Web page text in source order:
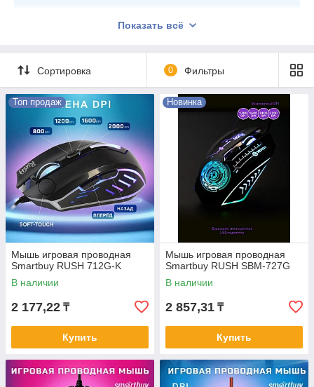
Оружие для победы.В нашем каталоге представлен
игроков до профессиональных манипуляторов с
программируемыми кнопками и металлическими ножками.
✔Точность снайпера:Регулируемый DPI позволяет
мгновенно менять чувствительность сенсора прямо в
игре.
✔Яркий стиль:Динамическая RGB-подсветка создает
атмосферу и привлекает внимание покупателей на
витрине.
Надежность в бою: Усиленные переключатели
выдерживают агрессивные нажатия и долгие игровые
сессии.
📋ПОЛУЧИТЬ ПРАЙС-ЛИСТ
Показать всё
Сортировка 0 Фильтры
Топ продаж
Мышь игровая проводная
Smartbuy RUSH 712G-K
В наличии
2 177,22 ₸
Купить
Новинка
Мышь игровая проводная
Smartbuy RUSH SBM-727G
В наличии
2 857,31 ₸
Купить